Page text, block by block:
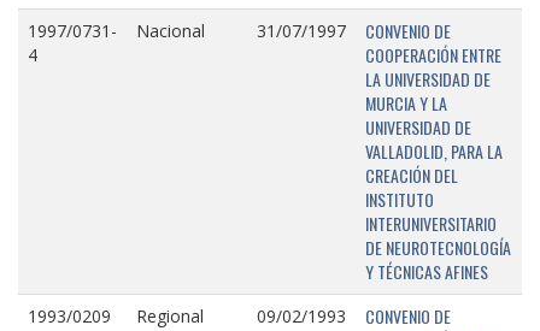
1997/0731-
4
Nacional 31/07/1997
CONVENIO DE
COOPERACIÓN ENTRE
LA UNIVERSIDAD DE
MURCIA Y LA
UNIVERSIDAD DE
VALLADOLID, PARA LA
CREACIÓN DEL
INSTITUTO
INTERUNIVERSITARIO
DE NEUROTECNOLOGÍA
Y TÉCNICAS AFINES
1993/0209 Regional 09/02/1993
CONVENIO DE